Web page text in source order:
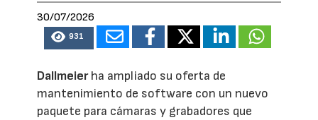
30/07/2026
931
Dallmeierha ampliado su oferta de
mantenimiento de software con un nuevo
paquete para cámaras y grabadores que